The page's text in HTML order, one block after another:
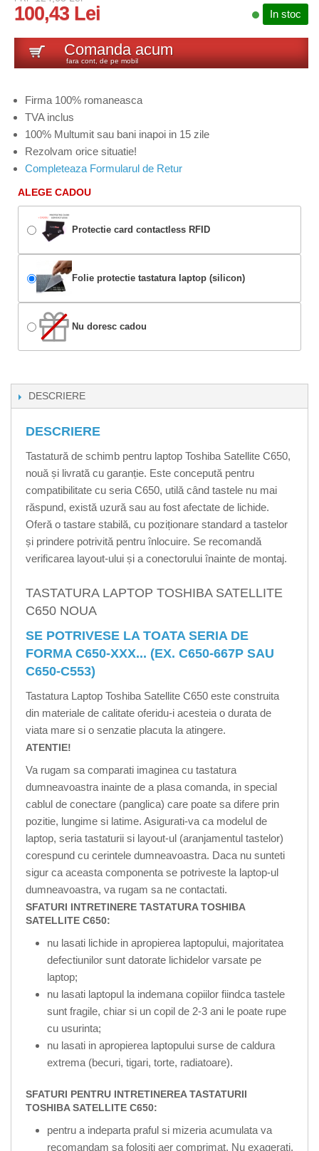
100,43 Lei In stoc
Comanda acum
fara cont, de pe mobil
Firma 100% romaneasca
TVA inclus
100% Multumit sau bani inapoi in 15 zile
Rezolvam orice situatie!
Completeaza Formularul de Retur
ALEGE CADOU
Protectie card contactless RFID
Folie protectie tastatura laptop (silicon)
Nu doresc cadou
DESCRIERE
DESCRIERE
Tastatură de schimb pentru laptop Toshiba Satellite C650,
nouă și livrată cu garanție. Este concepută pentru
compatibilitate cu seria C650, utilă când tastele nu mai
răspund, există uzură sau au fost afectate de lichide.
Oferă o tastare stabilă, cu poziționare standard a tastelor
și prindere potrivită pentru înlocuire. Se recomandă
verificarea layout-ului și a conectorului înainte de montaj.
TASTATURA LAPTOP TOSHIBA SATELLITE
C650 NOUA
SE POTRIVESE LA TOATA SERIA DE
FORMA C650-XXX... (EX. C650-667P SAU
C650-C553)
Tastatura Laptop Toshiba Satellite C650 este construita
din materiale de calitate oferidu-i acesteia o durata de
viata mare si o senzatie placuta la atingere.
ATENTIE!
Va rugam sa comparati imaginea cu tastatura
dumneavoastra inainte de a plasa comanda, in special
cablul de conectare (panglica) care poate sa difere prin
pozitie, lungime si latime. Asigurati-va ca modelul de
laptop, seria tastaturii si layout-ul (aranjamentul tastelor)
corespund cu cerintele dumneavoastra. Daca nu sunteti
sigur ca aceasta componenta se potriveste la laptop-ul
dumneavoastra, va rugam sa ne contactati.
SFATURI INTRETINERE TASTATURA TOSHIBA
SATELLITE C650:
nu lasati lichide in apropierea laptopului, majoritatea
defectiunilor sunt datorate lichidelor varsate pe
laptop;
nu lasati laptopul la indemana copiilor fiindca tastele
sunt fragile, chiar si un copil de 2-3 ani le poate rupe
cu usurinta;
nu lasati in apropierea laptopului surse de caldura
extrema (becuri, tigari, torte, radiatoare).
SFATURI PENTRU INTRETINEREA TASTATURII
TOSHIBA SATELLITE C650:
pentru a indeparta praful si mizeria acumulata va
recomandam sa folositi aer comprimat. Nu exagerati,